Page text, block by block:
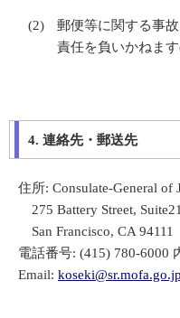
(2)
郵便等に関する事
責任を負いかねま
4. 連絡先・郵送先
住所: Consulate-General of
275 Battery Street,
San Francisco, CA 94111
電話番号: (415) 780-6000
Email: koseki@sr.mofa.go.jp